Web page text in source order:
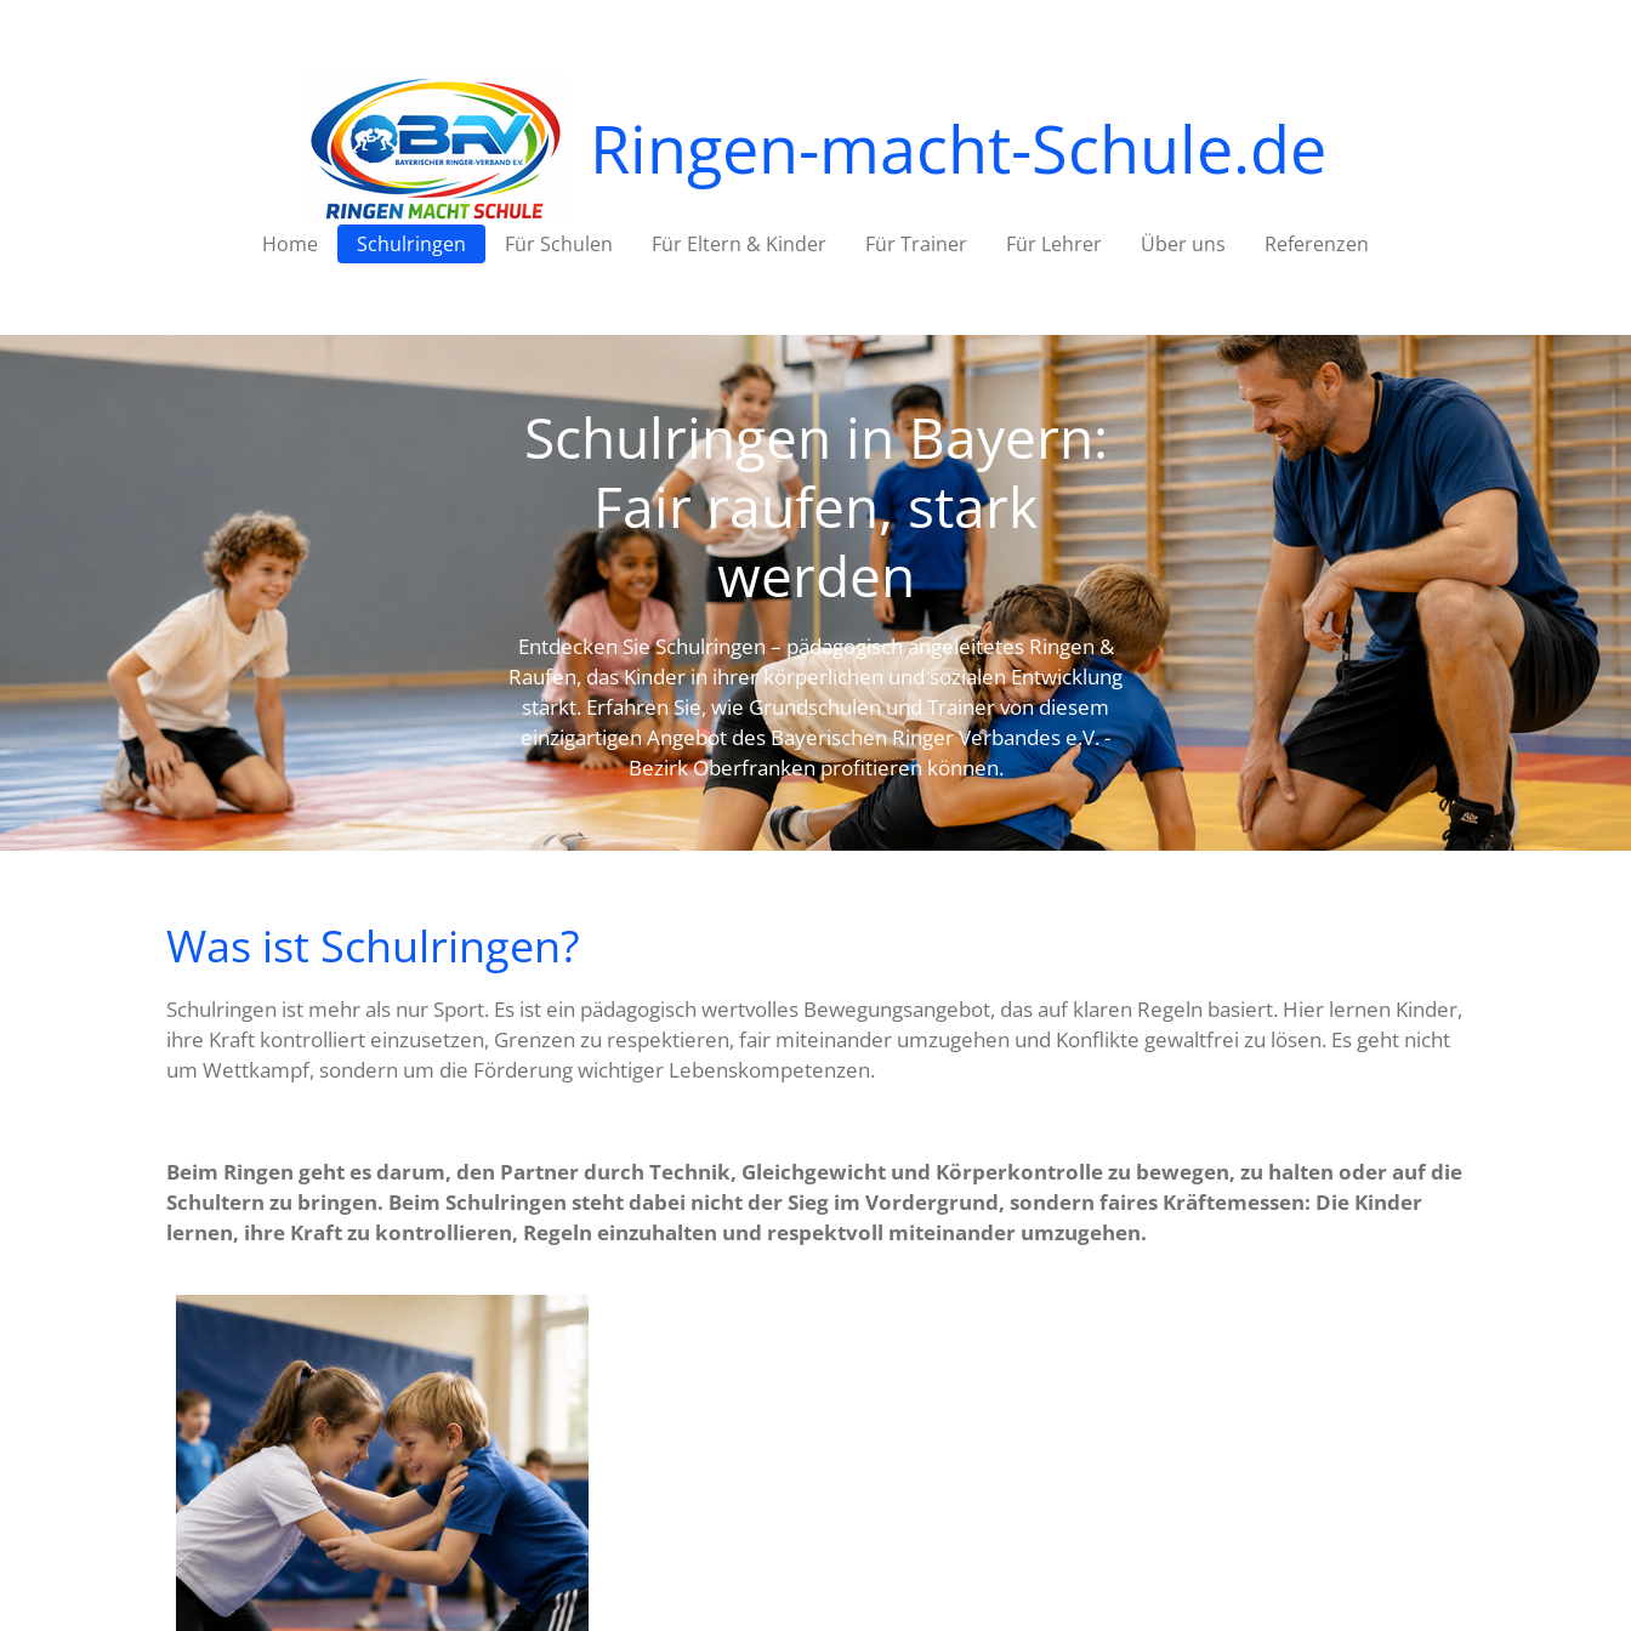
Ringen-macht-Schule.de
Home Schulringen Für Schulen Für Eltern & Kinder Für Trainer Für Lehrer Über uns Referenzen
Schulringen in Bayern:
Fair raufen, stark
werden
Entdecken Sie Schulringen – pädagogisch angeleitetes Ringen &
Raufen, das Kinder in ihrer körperlichen und sozialen Entwicklung
stärkt. Erfahren Sie, wie Grundschulen und Trainer von diesem
einzigartigen Angebot des Bayerischen Ringer Verbandes e.V. -
Bezirk Oberfranken profitieren können.
Was ist Schulringen?
Schulringen ist mehr als nur Sport. Es ist ein pädagogisch wertvolles Bewegungsangebot, das auf klaren Regeln basiert. Hier lernen Kinder,
ihre Kraft kontrolliert einzusetzen, Grenzen zu respektieren, fair miteinander umzugehen und Konflikte gewaltfrei zu lösen. Es geht nicht
um Wettkampf, sondern um die Förderung wichtiger Lebenskompetenzen.
Beim Ringen geht es darum, den Partner durch Technik, Gleichgewicht und Körperkontrolle zu bewegen, zu halten oder auf die
Schultern zu bringen. Beim Schulringen steht dabei nicht der Sieg im Vordergrund, sondern faires Kräftemessen: Die Kinder
lernen, ihre Kraft zu kontrollieren, Regeln einzuhalten und respektvoll miteinander umzugehen.